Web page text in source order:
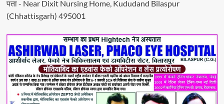
पता - Near Dixit Nursing Home, Kududand Bilaspur
(Chhattisgarh) 495001